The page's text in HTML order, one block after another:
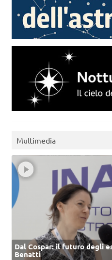
Multimedia
Dal Cospar: il futuro degli
Benatti